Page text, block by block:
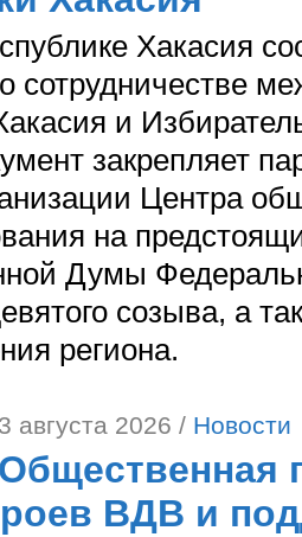
Хакасия
сотрудничестве
и
закрепляет
Центра
на
Думы
созыва, а
региона.
3 августа 2026 / Новости
Общественная
ВДВ и